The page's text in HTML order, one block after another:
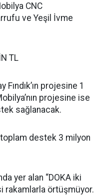
CNC
ve Yeşil İvme
TL
projesine 1
projesine ise
sağlanacak.
destek 3 milyon
yer alan “DOKA iki
rakamlarla örtüşmüyor.